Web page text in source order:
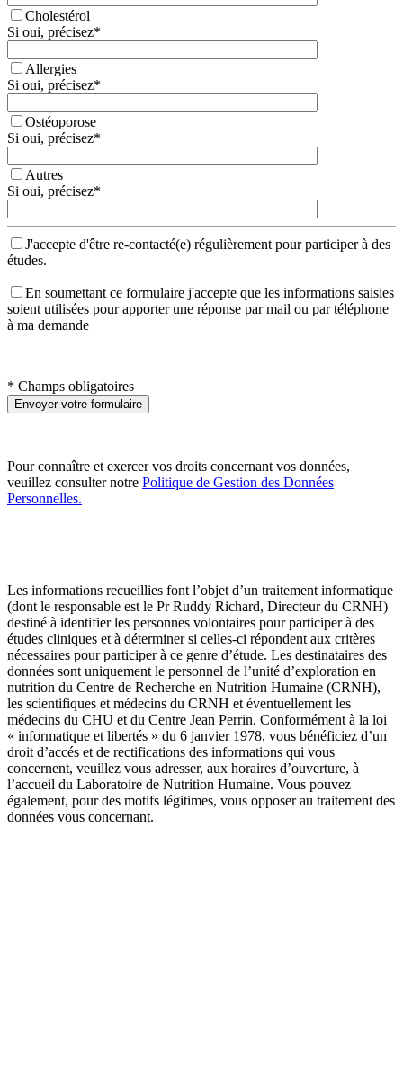
Cholestérol
Si oui, précisez*
Allergies
Si oui, précisez*
Ostéoporose
Si oui, précisez*
Autres
Si oui, précisez*
J'accepte d'être re-contacté(e) régulièrement pour participer à des
études.
En soumettant ce formulaire j'accepte que les informations saisies
soient utilisées pour apporter une réponse par mail ou par téléphone
à ma demande
* Champs obligatoires
Pour connaître et exercer vos droits concernant vos données,
veuillez consulter notre Politique de Gestion des Données
Personnelles.
Les informations recueillies font l’objet d’un traitement informatique
(dont le responsable est le Pr Ruddy Richard, Directeur du CRNH)
destiné à identifier les personnes volontaires pour participer à des
études cliniques et à déterminer si celles-ci répondent aux critères
nécessaires pour participer à ce genre d’étude. Les destinataires des
données sont uniquement le personnel de l’unité d’exploration en
nutrition du Centre de Recherche en Nutrition Humaine (CRNH),
les scientifiques et médecins du CRNH et éventuellement les
médecins du CHU et du Centre Jean Perrin. Conformément à la loi
« informatique et libertés » du 6 janvier 1978, vous bénéficiez d’un
droit d’accés et de rectifications des informations qui vous
concernent, veuillez vous adresser, aux horaires d’ouverture, à
l’accueil du Laboratoire de Nutrition Humaine. Vous pouvez
également, pour des motifs légitimes, vous opposer au traitement des
données vous concernant.